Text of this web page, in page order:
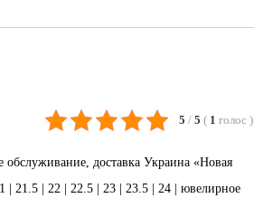
5 / 5 ( 1 голос )
доставка Украина «Новая
| 21.5 | 22 | 22.5 | 23 | 23.5 | 24 | ювелирное